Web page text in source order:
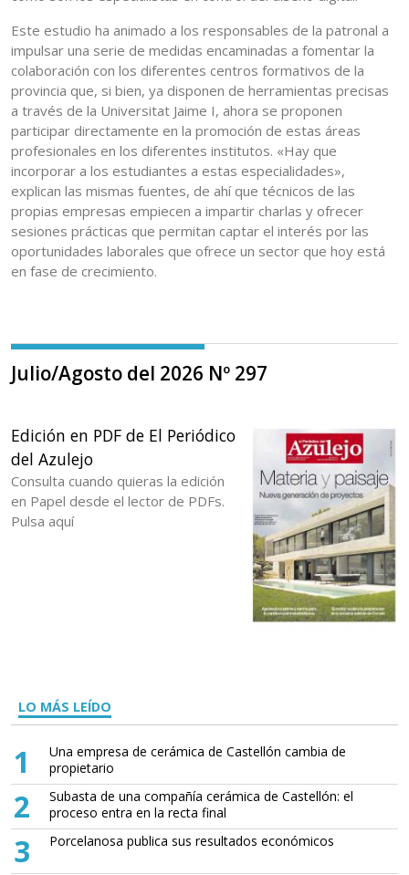
Este estudio ha animado a los responsables de la patronal a
impulsar una serie de medidas encaminadas a fomentar la
colaboración con los diferentes centros formativos de la
provincia que, si bien, ya disponen de herramientas precisas
a través de la Universitat Jaime I, ahora se proponen
participar directamente en la promoción de estas áreas
profesionales en los diferentes institutos. «Hay que
incorporar a los estudiantes a estas especialidades»,
explican las mismas fuentes, de ahí que técnicos de las
propias empresas empiecen a impartir charlas y ofrecer
sesiones prácticas que permitan captar el interés por las
oportunidades laborales que ofrece un sector que hoy está
en fase de crecimiento.
Julio/Agosto del 2026 Nº 297
Edición en PDF de El Periódico
del Azulejo
Consulta cuando quieras la edición
en Papel desde el lector de PDFs.
Pulsa aquí
LO MÁS LEÍDO
1
Una empresa de cerámica de Castellón cambia de
propietario
2
Subasta de una compañía cerámica de Castellón: el
proceso entra en la recta final
3 Porcelanosa publica sus resultados económicos